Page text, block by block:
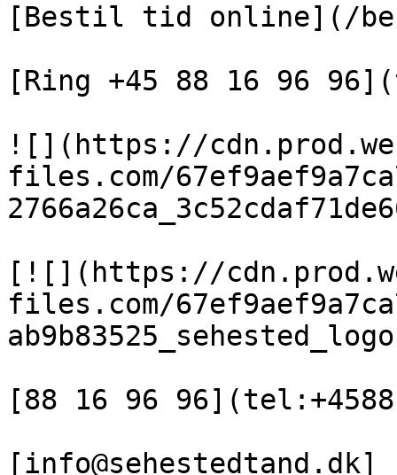
[Bestil tid online](/
[Ring +45 88 16 96
![](https://
files.com/
[![](https://
files.com/
[88 16 96
[info@sehestedtand.dk]